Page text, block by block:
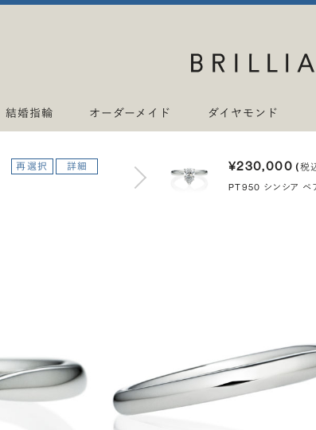
結婚指輪 オーダーメイド ダイヤモンド
再選択 詳細 ¥230,000(税